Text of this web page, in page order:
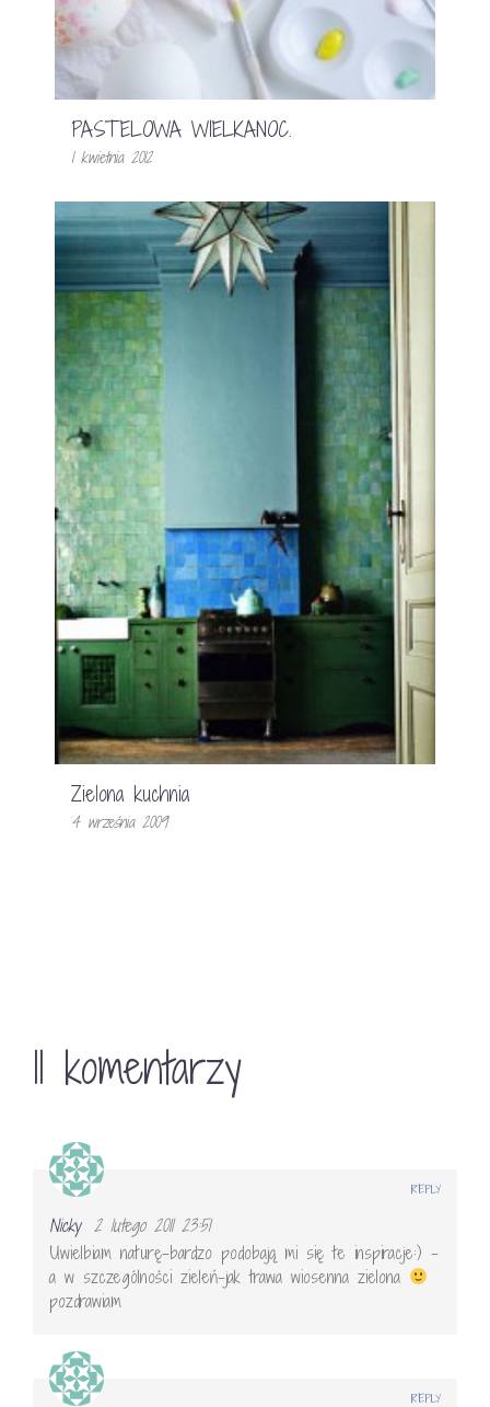
PASTELOWA WIELKANOC.
1 kwietnia 2012
Zielona kuchnia
4 września 2009
11 komentarzy
Nicky 2 lutego 2011 23:51
Uwielbiam naturę-bardzo podobają mi się te inspiracje:) –
a w szczególności zieleń-jak trawa wiosenna zielona
pozdrawiam
REPLY
REPLY